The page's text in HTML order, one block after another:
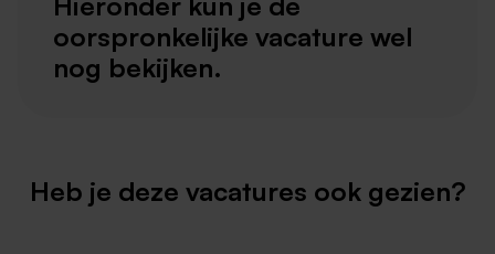
oorspronkelijke vacature wel
nog bekijken.
Heb je deze vacatures ook gezien?